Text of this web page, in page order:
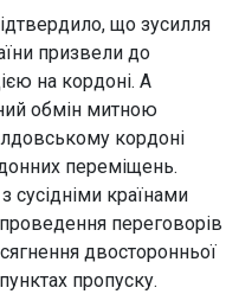
що зусилля
призвели до
на кордоні. А
обмін митною
кордоні
переміщень.
сусідніми країнами
переговорів
двосторонньої
пропуску.